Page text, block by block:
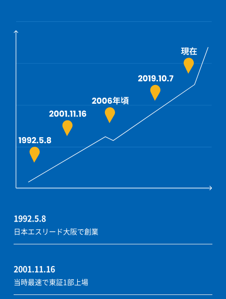
1992.5.8
日本エスリード大阪で創業
2001.11.16
当時最速で東証1部上場